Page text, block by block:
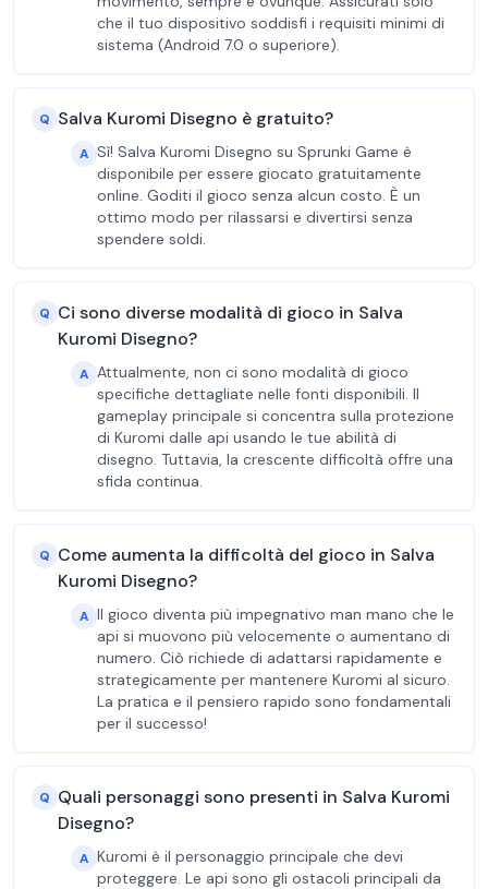
che il tuo dispositivo soddisfi i requisiti minimi di
sistema (Android 7.0 o superiore).
Q Salva Kuromi Disegno è gratuito?
A Sì! Salva Kuromi Disegno su Sprunki Game è
disponibile per essere giocato gratuitamente
online. Goditi il gioco senza alcun costo. È un
ottimo modo per rilassarsi e divertirsi senza
spendere soldi.
Q Ci sono diverse modalità di gioco in Salva
Kuromi Disegno?
A Attualmente, non ci sono modalità di gioco
specifiche dettagliate nelle fonti disponibili. Il
gameplay principale si concentra sulla protezione
di Kuromi dalle api usando le tue abilità di
disegno. Tuttavia, la crescente difficoltà offre una
sfida continua.
Q Come aumenta la difficoltà del gioco in Salva
Kuromi Disegno?
A Il gioco diventa più impegnativo man mano che le
api si muovono più velocemente o aumentano di
numero. Ciò richiede di adattarsi rapidamente e
strategicamente per mantenere Kuromi al sicuro.
La pratica e il pensiero rapido sono fondamentali
per il successo!
Q Quali personaggi sono presenti in Salva Kuromi
Disegno?
A Kuromi è il personaggio principale che devi
proteggere. Le api sono gli ostacoli principali da